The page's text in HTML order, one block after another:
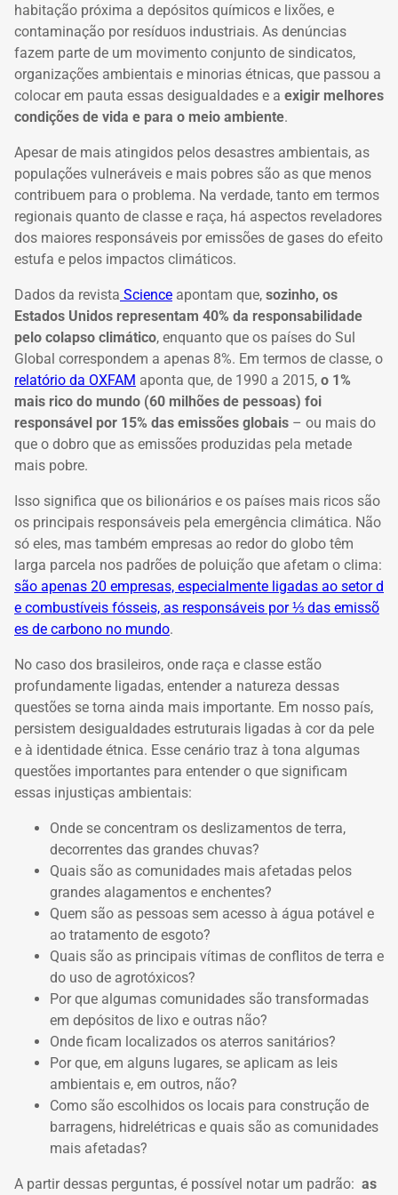
habitação próxima a depósitos químicos e lixões, e
contaminação por resíduos industriais. As denúncias
fazem parte de um movimento conjunto de sindicatos,
organizações ambientais e minorias étnicas, que passou a
colocar em pauta essas desigualdades e a exigir melhores
condições de vida e para o meio ambiente.
Apesar de mais atingidos pelos desastres ambientais, as
populações vulneráveis e mais pobres são as que menos
contribuem para o problema. Na verdade, tanto em termos
regionais quanto de classe e raça, há aspectos reveladores
dos maiores responsáveis por emissões de gases do efeito
estufa e pelos impactos climáticos.
Dados da revista Science apontam que, sozinho, os
Estados Unidos representam 40% da responsabilidade
pelo colapso climático, enquanto que os países do Sul
Global correspondem a apenas 8%. Em termos de classe, o
relatório da OXFAM aponta que, de 1990 a 2015, o 1%
mais rico do mundo (60 milhões de pessoas) foi
responsável por 15% das emissões globais – ou mais do
que o dobro que as emissões produzidas pela metade
mais pobre.
Isso significa que os bilionários e os países mais ricos são
os principais responsáveis pela emergência climática. Não
só eles, mas também empresas ao redor do globo têm
larga parcela nos padrões de poluição que afetam o clima:
são apenas 20 empresas, especialmente ligadas ao setor d
e combustíveis fósseis, as responsáveis por ⅓ das emissõ
es de carbono no mundo.
No caso dos brasileiros, onde raça e classe estão
profundamente ligadas, entender a natureza dessas
questões se torna ainda mais importante. Em nosso país,
persistem desigualdades estruturais ligadas à cor da pele
e à identidade étnica. Esse cenário traz à tona algumas
questões importantes para entender o que significam
essas injustiças ambientais:
Onde se concentram os deslizamentos de terra,
decorrentes das grandes chuvas?
Quais são as comunidades mais afetadas pelos
grandes alagamentos e enchentes?
Quem são as pessoas sem acesso à água potável e
ao tratamento de esgoto?
Quais são as principais vítimas de conflitos de terra e
do uso de agrotóxicos?
Por que algumas comunidades são transformadas
em depósitos de lixo e outras não?
Onde ficam localizados os aterros sanitários?
Por que, em alguns lugares, se aplicam as leis
ambientais e, em outros, não?
Como são escolhidos os locais para construção de
barragens, hidrelétricas e quais são as comunidades
mais afetadas?
A partir dessas perguntas, é possível notar um padrão: as